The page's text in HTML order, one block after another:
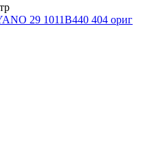
29 1011B440 404 ориг